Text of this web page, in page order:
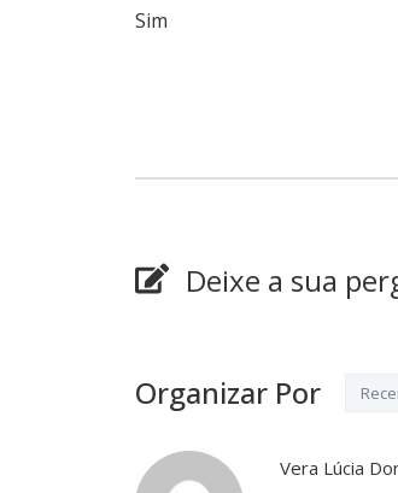
Sim
Deixe a sua
Organizar Por
Vera Lúcia